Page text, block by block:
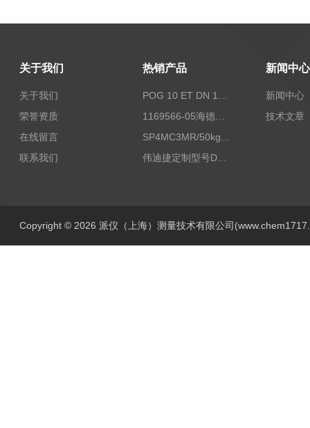
关于我们
关于我们
荣誉资质
在线留言
联系我们
热销产品
1169566-05海德汉西门子编码器现货
伟迪捷定制型号DHM506-5000-002
新闻中心
新闻中心
技术文章
Copyright © 2026 派仪（上海）测量技术有限公司